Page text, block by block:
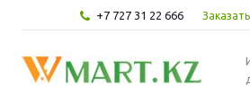
+7 727 31 22 666